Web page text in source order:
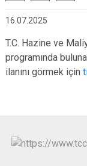
16.07.2025
T.C. Hazine ve
programında
ilanını görmek için